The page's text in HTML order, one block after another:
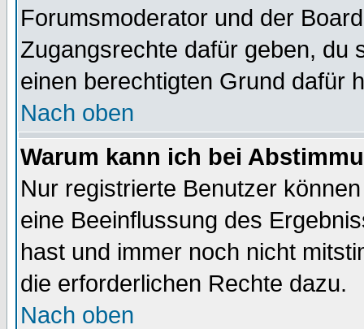
Forumsmoderator und der
Zugangsrechte dafür geben, du
einen berechtigten Grund dafür
Nach oben
Warum kann ich bei
Nur registrierte Benutzer
eine Beeinflussung des
hast und immer noch nicht
die erforderlichen Rechte dazu.
Nach oben